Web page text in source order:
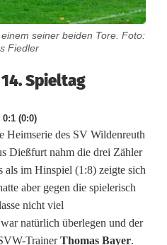
seiner beiden Tore. Foto:
Fiedler
Spieltag
(0:0)
Heimserie des SV Wildenreuth
Dießfurt nahm die drei Zähler
als im Hinspiel (1:8) zeigte sich
aber gegen die spielerisch
nicht viel
natürlich überlegen und der
TrainerThomas Bayer.